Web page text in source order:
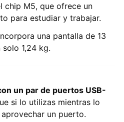
chip M5, que ofrece un
para estudiar y trabajar.
una pantalla de 13
1,24 kg.
un par de puertos USB-
si lo utilizas mientras lo
un puerto.